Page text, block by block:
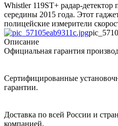
Whistler 119ST+ радар-детектор
середины 2015 года. Этот
полицейские измерители
Описание
Официальная гарантия
Сертифицированные
гарантии.
Доставка по всей России и
компанией.